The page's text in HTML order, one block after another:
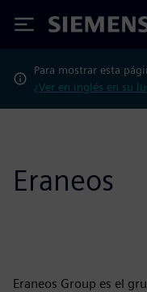
Siemens
Para mostrar esta
¿Ver en inglés en su
Eraneos
Eraneos Group es el